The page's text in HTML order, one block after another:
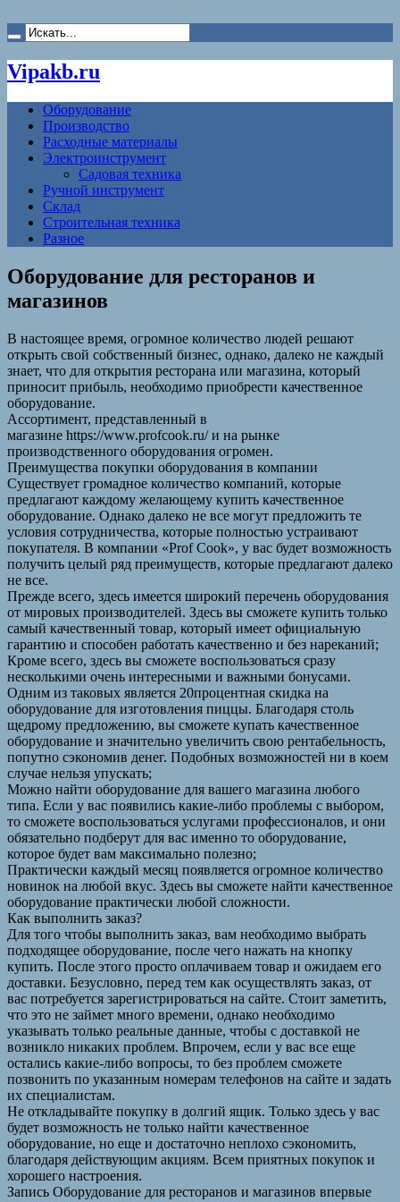
Vipakb.ru
Оборудование
Производство
Расходные материалы
Электроинструмент
Садовая техника
Ручной инструмент
Склад
Строительная техника
Разное
Оборудование для ресторанов и
магазинов
В настоящее время, огромное количество людей решают
открыть свой собственный бизнес, однако, далеко не каждый
знает, что для открытия ресторана или магазина, который
приносит прибыль, необходимо приобрести качественное
оборудование.
Ассортимент, представленный в
магазине https://www.profcook.ru/ и на рынке
производственного оборудования огромен.
Преимущества покупки оборудования в компании
Существует громадное количество компаний, которые
предлагают каждому желающему купить качественное
оборудование. Однако далеко не все могут предложить те
условия сотрудничества, которые полностью устраивают
покупателя. В компании «Prof Cook», у вас будет возможность
получить целый ряд преимуществ, которые предлагают далеко
не все.
Прежде всего, здесь имеется широкий перечень оборудования
от мировых производителей. Здесь вы сможете купить только
самый качественный товар, который имеет официальную
гарантию и способен работать качественно и без нареканий;
Кроме всего, здесь вы сможете воспользоваться сразу
несколькими очень интересными и важными бонусами.
Одним из таковых является 20процентная скидка на
оборудование для изготовления пиццы. Благодаря столь
щедрому предложению, вы сможете купать качественное
оборудование и значительно увеличить свою рентабельность,
попутно сэкономив денег. Подобных возможностей ни в коем
случае нельзя упускать;
Можно найти оборудование для вашего магазина любого
типа. Если у вас появились какие-либо проблемы с выбором,
то сможете воспользоваться услугами профессионалов, и они
обязательно подберут для вас именно то оборудование,
которое будет вам максимально полезно;
Практически каждый месяц появляется огромное количество
новинок на любой вкус. Здесь вы сможете найти качественное
оборудование практически любой сложности.
Как выполнить заказ?
Для того чтобы выполнить заказ, вам необходимо выбрать
подходящее оборудование, после чего нажать на кнопку
купить. После этого просто оплачиваем товар и ожидаем его
доставки. Безусловно, перед тем как осуществлять заказ, от
вас потребуется зарегистрироваться на сайте. Стоит заметить,
что это не займет много времени, однако необходимо
указывать только реальные данные, чтобы с доставкой не
возникло никаких проблем. Впрочем, если у вас все еще
остались какие-либо вопросы, то без проблем сможете
позвонить по указанным номерам телефонов на сайте и задать
их специалистам.
Не откладывайте покупку в долгий ящик. Только здесь у вас
будет возможность не только найти качественное
оборудование, но еще и достаточно неплохо сэкономить,
благодаря действующим акциям. Всем приятных покупок и
хорошего настроения.
Запись Оборудование для ресторанов и магазинов впервые